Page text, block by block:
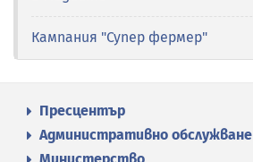
Кампания "Супер фермер"
Пресцентър
Административно обслужване
Министерство